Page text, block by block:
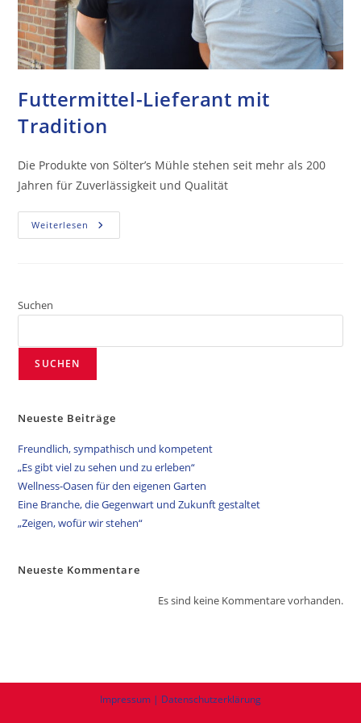
Futtermittel-Lieferant mit
Tradition
Die Produkte von Sölter’s Mühle stehen seit mehr als 200
Jahren für Zuverlässigkeit und Qualität
Weiterlesen
Suchen
SUCHEN
Neueste Beiträge
Freundlich, sympathisch und kompetent
„Es gibt viel zu sehen und zu erleben“
Wellness-Oasen für den eigenen Garten
Eine Branche, die Gegenwart und Zukunft gestaltet
„Zeigen, wofür wir stehen“
Neueste Kommentare
Es sind keine Kommentare vorhanden.
Impressum | Datenschutzerklärung